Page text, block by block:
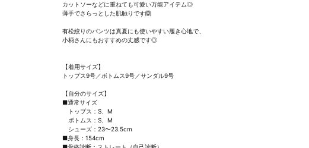
カットソーなどに重ねても可愛い万能アイテム◎
薄手でさらっとした肌触りです🙆
有松絞りのパンツは真夏にも使いやすい履き心地で、
小柄さんにもおすすめの丈感です◎
【着用サイズ】
トップス9号／ボトムス9号／サンダル9号
【自分のサイズ】
■通常サイズ
トップス：S、M
ボトムス：S、M
シューズ：23〜23.5cm
■身長：154cm